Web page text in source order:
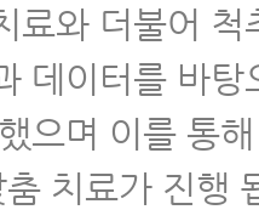
료와 더불어 척
데이터를 바탕
으며 이를 통
치료가 진행